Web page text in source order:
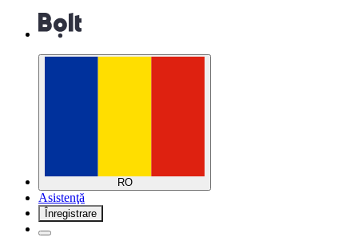
RO
Asistenţă
Înregistrare